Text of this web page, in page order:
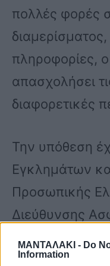
ΜΑΝΤΑΛΑΚΙ - Do
Information
πολλές φορές
πληροφορίες,
απασχολήσει
διαφορετικές
Την υπόθεση
Εγκλημάτων
Προσωπικής
Διεύθυνσης
Θεσσαλονίκης.